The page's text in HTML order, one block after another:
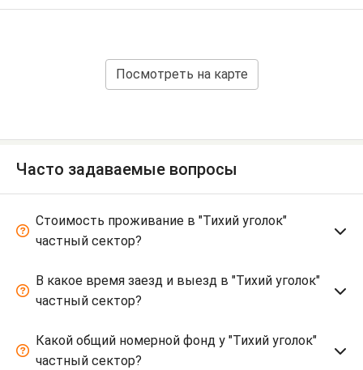
Посмотреть на карте
Часто задаваемые вопросы
Стоимость проживание в "Тихий уголок"
частный сектор?
В какое время заезд и выезд в "Тихий уголок"
частный сектор?
Какой общий номерной фонд у "Тихий уголок"
частный сектор?